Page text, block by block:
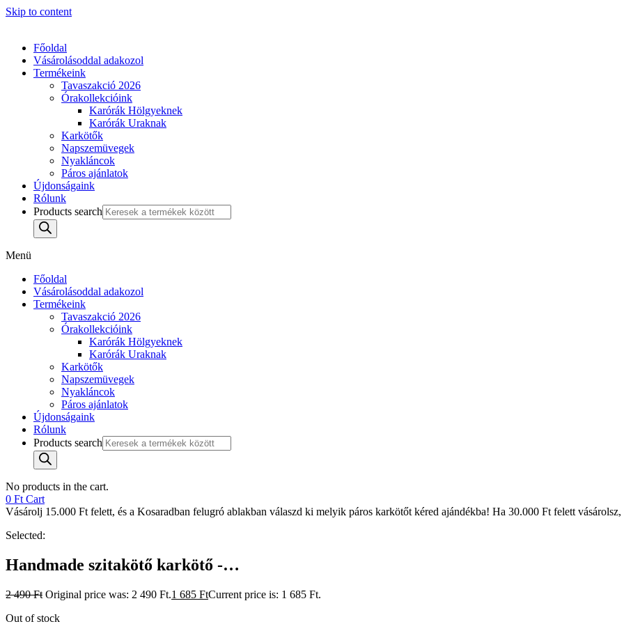
Skip to content
Főoldal
Vásárolásoddal adakozol
Termékeink
Tavaszakció 2026
Órakollekcióink
Karórák Hölgyeknek
Karórák Uraknak
Karkötők
Napszemüvegek
Nyakláncok
Páros ajánlatok
Újdonságaink
Rólunk
Products search
Menü
Főoldal
Vásárolásoddal adakozol
Termékeink
Tavaszakció 2026
Órakollekcióink
Karórák Hölgyeknek
Karórák Uraknak
Karkötők
Napszemüvegek
Nyakláncok
Páros ajánlatok
Újdonságaink
Rólunk
Products search
No products in the cart.
0 Ft Cart
Vásárolj 15.000 Ft felett, és a Kosaradban felugró ablakban válaszd ki melyik páros karkötőt kéred ajándékba! Ha 30.000 Ft felett
Selected:
Handmade szitakötő karkötő -…
2 490Ft Original price was: 2 490 Ft.1 685 FtCurrent price is: 1 685 Ft.
Out of stock